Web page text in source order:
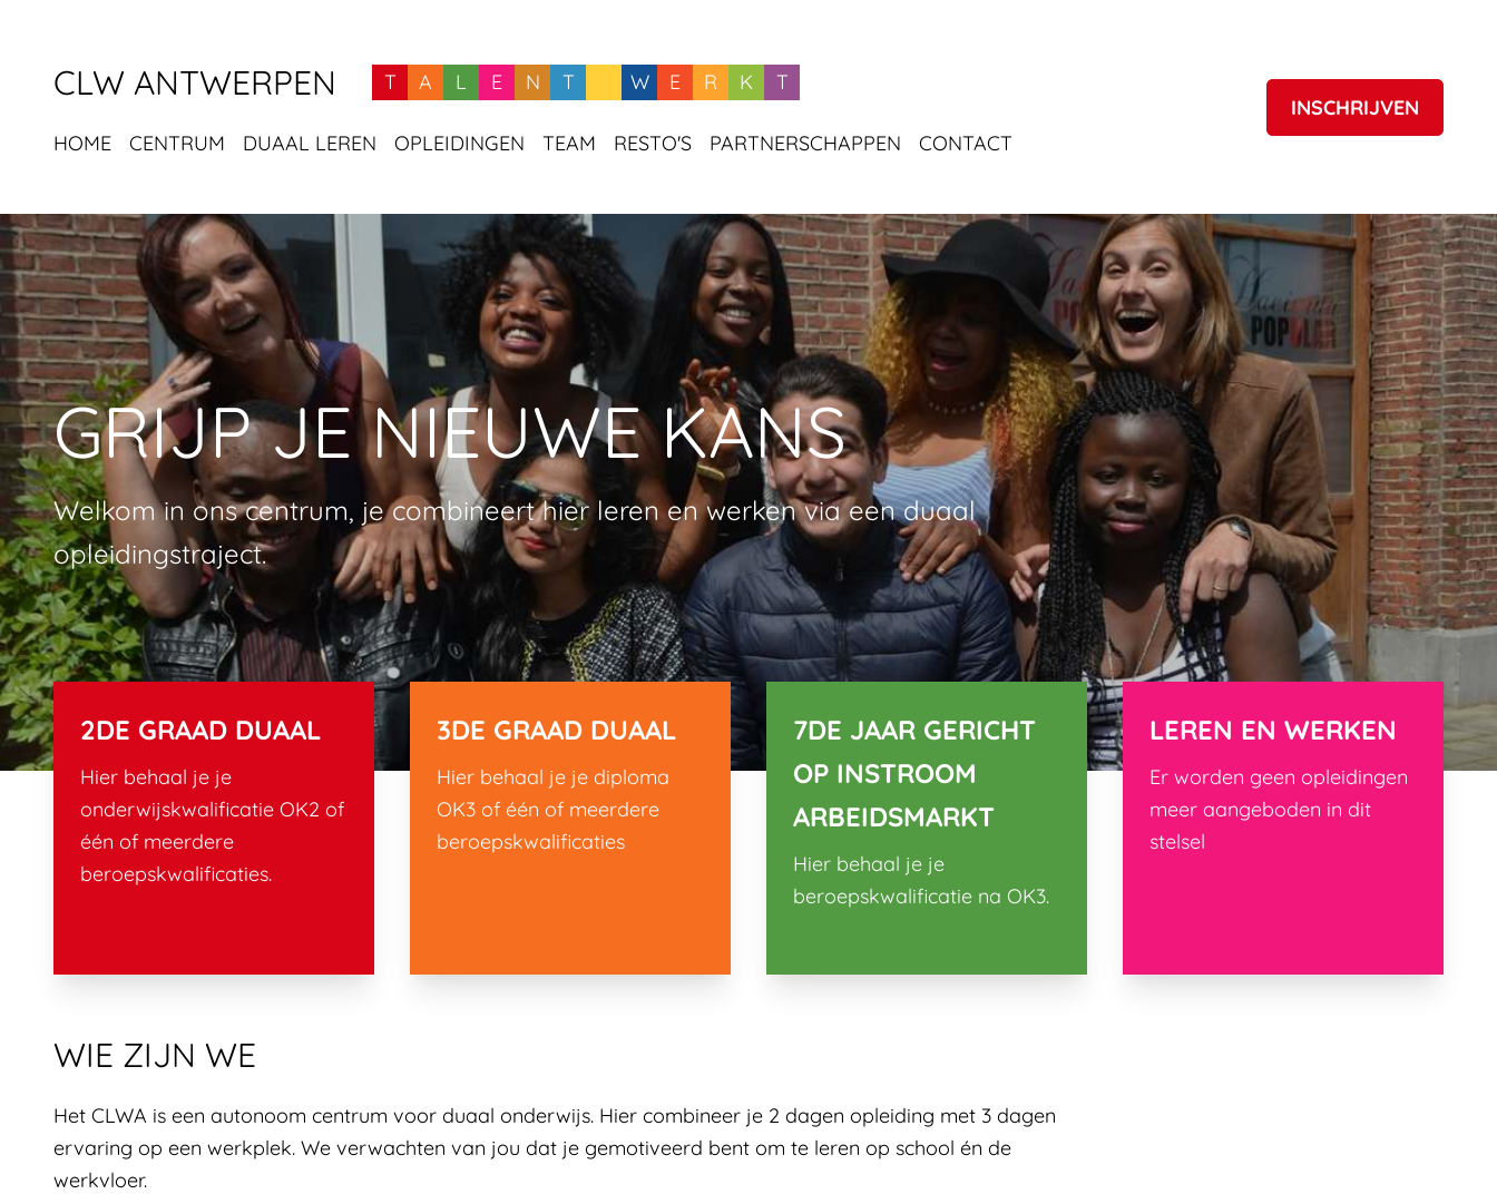
CLW ANTWERPEN T A L E N T W E R K T
NAVIGATIE
HOME CENTRUM DUAAL LEREN OPLEIDINGEN TEAM RESTO'S PARTNERSCHAPPEN CONTACT
INSCHRIJVEN
INSCHRIJVEN
PAGINA
GRIJP JE NIEUWE KANS
Welkom in ons centrum, je combineert hier leren en werken via een duaal
opleidingstraject.
OPLEIDINGEN
2DE GRAAD DUAAL
Hier behaal je je
onderwijskwalificatie OK2 of
één of meerdere
beroepskwalificaties.
3DE GRAAD DUAAL
Hier behaal je je diploma
OK3 of één of meerdere
beroepskwalificaties
7DE JAAR GERICHT
OP INSTROOM
ARBEIDSMARKT
Hier behaal je je
beroepskwalificatie na OK3.
LEREN EN WERKEN
Er worden geen opleidingen
meer aangeboden in dit
stelsel
WIE ZIJN WE
Het CLWA is een autonoom centrum voor duaal onderwijs. Hier combineer je 2 dagen opleiding met 3 dagen
ervaring op een werkplek. We verwachten van jou dat je gemotiveerd bent om te leren op school én de
werkvloer.